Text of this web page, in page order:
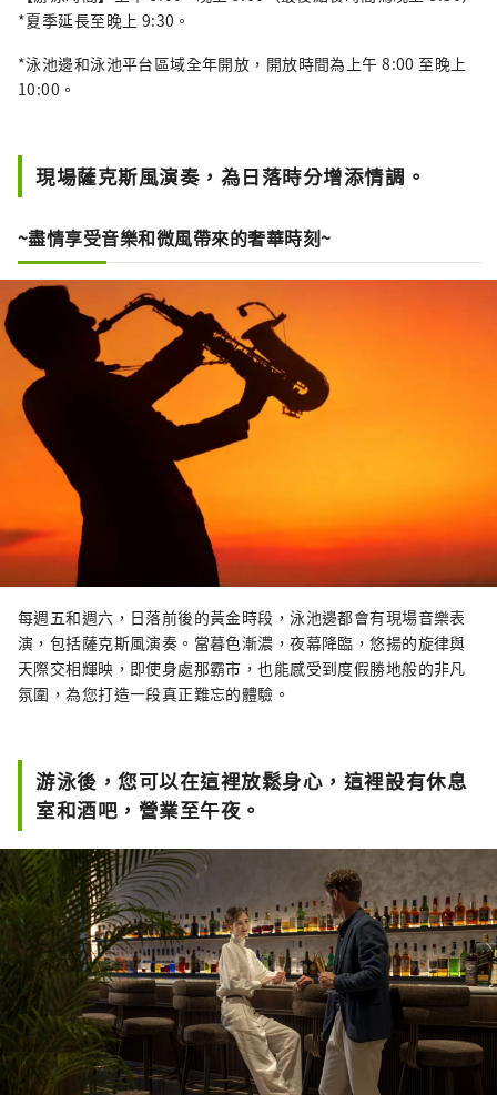
*夏季延長至晚上 9:30。
*泳池邊和泳池平台區域全年開放，開放時間為上午 8:00 至晚上
10:00。
現場薩克斯風演奏，為日落時分增添情調。
~盡情享受音樂和微風帶來的奢華時刻~
每週五和週六，日落前後的黃金時段，泳池邊都會有現場音樂表
演，包括薩克斯風演奏。當暮色漸濃，夜幕降臨，悠揚的旋律與
天際交相輝映，即使身處那霸市，也能感受到度假勝地般的非凡
氛圍，為您打造一段真正難忘的體驗。
游泳後，您可以在這裡放鬆身心，這裡設有休息
室和酒吧，營業至午夜。